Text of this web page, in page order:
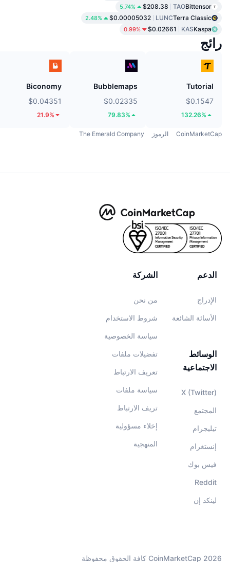
Bittensor
TAO
$208.38
5.74%
Terra Classic
LUNC
$0.00005032
2.48%
Kaspa
KAS
$0.02661
0.99%
رائج
Tutorial
$0.1547
132.26%
Bubblemaps
$0.02335
79.83%
Biconomy
$0.04351
21.9%
CoinMarketCap الرموز The Emerald Company
الشركة
من نحن
شروط الاستخدام
سياسة الخصوصية
تفضيلات ملفات
تعريف الارتباط
سياسة ملفات
تريف الارتباط
إخلاء مسؤولية
المنهجية
الدعم
الإدراج
الأسائة الشائعة
الوسائط
الاجتماعية
X (Twitter)
المجتمع
تيليجرام
إنستغرام
فيس بوك
Reddit
لينكد إن
CoinMarketCap 2026 كافة الحقوق محفوظة